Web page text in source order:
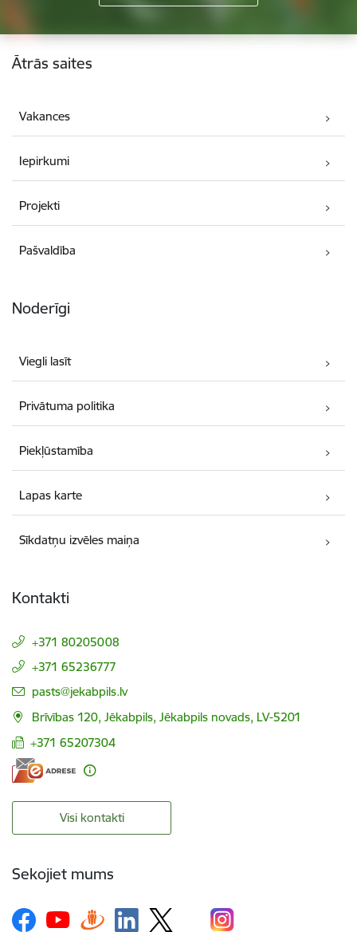
Kājene
Ātrās saites
Vakances
Iepirkumi
Projekti
Pašvaldība
Noderīgi
Viegli lasīt
Privātuma politika
Piekļūstamība
Lapas karte
Sīkdatņu izvēles maiņa
Kontakti
+371 80205008
+371 65236777
E-pasts:
pasts@jekabpils.lv
Brīvības 120, Jēkabpils, Jēkabpils novads, LV-5201
+371 65207304
Visi kontakti
Sekojiet mums